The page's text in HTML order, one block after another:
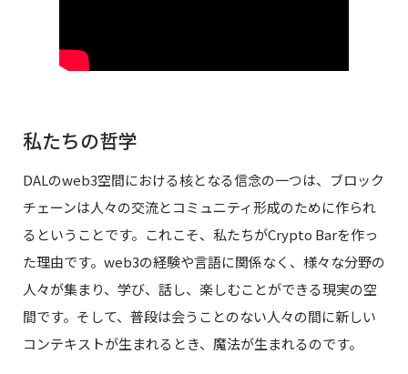
私たちの哲学
DALのweb3空間における核となる信念の一つは、ブロック
チェーンは人々の交流とコミュニティ形成のために作られ
るということです。これこそ、私たちがCrypto Barを作っ
た理由です。web3の経験や言語に関係なく、様々な分野の
人々が集まり、学び、話し、楽しむことができる現実の空
間です。そして、普段は会うことのない人々の間に新しい
コンテキストが生まれるとき、魔法が生まれるのです。